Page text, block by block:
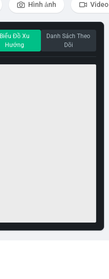
Hình ảnh Video
Biểu Đồ Xu
Hướng
Danh Sách Theo
Dõi